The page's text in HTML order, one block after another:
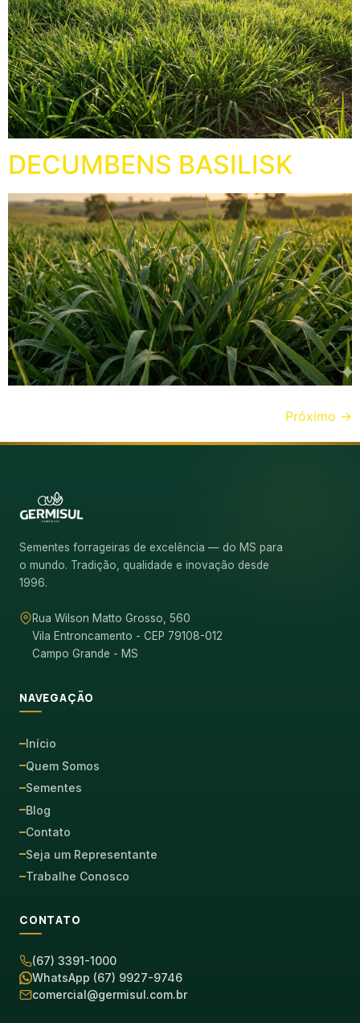
DECUMBENS BASILISK
Próximo →
Sementes forrageiras de excelência — do MS para
o mundo. Tradição, qualidade e inovação desde
1996.
Rua Wilson Matto Grosso, 560
Vila Entroncamento - CEP 79108-012
Campo Grande - MS
NAVEGAÇÃO
Início
Quem Somos
Sementes
Blog
Contato
Seja um Representante
Trabalhe Conosco
CONTATO
(67) 3391-1000
WhatsApp (67) 9927-9746
comercial@germisul.com.br